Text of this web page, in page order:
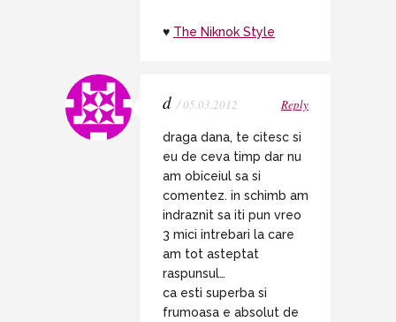
♥ The Niknok Style
d / 05.03.2012 Reply
draga dana, te citesc si
eu de ceva timp dar nu
am obiceiul sa si
comentez. in schimb am
indraznit sa iti pun vreo
3 mici intrebari la care
am tot asteptat
raspunsul…
ca esti superba si
frumoasa e absolut de